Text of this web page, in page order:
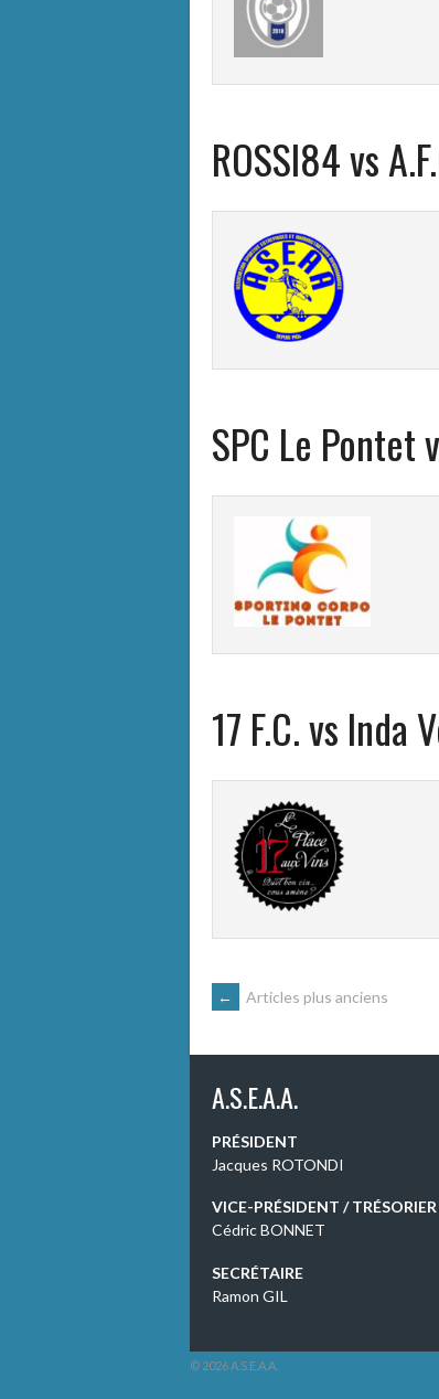
ROSSI84 vs
SPC Le Pontet
17 F.C. vs Inda
NAVIGATION
DES
ARTICLES
← Articles plus anciens
A.S.E.A.A.
PRÉSIDENT
Jacques ROTONDI
VICE-PRÉSIDENT / TRÉSORIER
Cédric BONNET
SECRÉTAIRE
Ramon GIL
© 2026 A.S.E.A.A.